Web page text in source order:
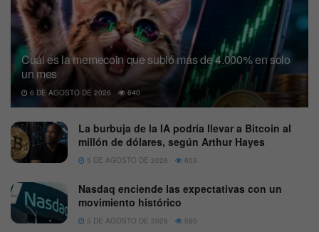
Cuál es la memecoin que subió más de 4.000% en solo
un mes
6 DE AGOSTO DE 2026 640
La burbuja de la IA podría llevar a Bitcoin al
millón de dólares, según Arthur Hayes
5 DE AGOSTO DE 2026 653
Nasdaq enciende las expectativas con un
movimiento histórico
5 DE AGOSTO DE 2026 580